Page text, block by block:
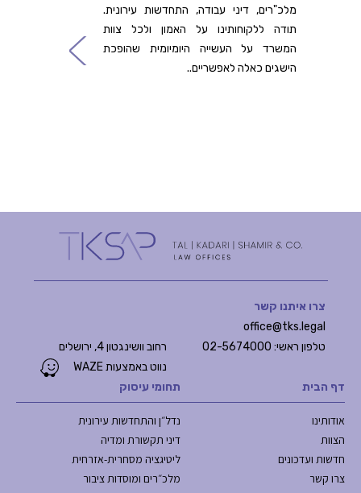
מלכ"רים, דיני עבודה, התחדשות עירונית.
תודה ללקוחותינו על האמון ולכל צוות
המשרד על העשייה היומיומית שהופכת
הישגים כאלה לאפשריים..
דף הבית
אודותינו
הצוות
חדשות ועדכונים
צרו קשר
תחומי עיסוק
נדל״ן והתחדשות עירונית
דיני תקשורת ומדיה
ליטיגציה מסחרית-אזרחית
מלכ״רים ומוסדות ציבור
צרו איתנו קשר
office@tks.legal
טלפון ראשי: 02-5674000
רחוב וושינגטון 4, ירושלים
נווט באמצעות WAZE